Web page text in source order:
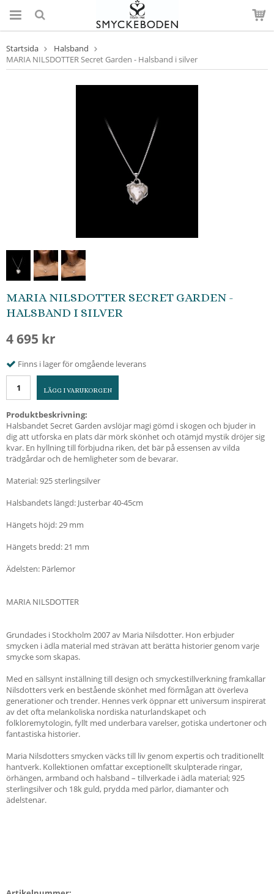
Startsida
Halsband
MARIA NILSDOTTER Secret Garden - Halsband i silver
MARIA NILSDOTTER SECRET GARDEN -
HALSBAND I SILVER
4 695 kr
Finns i lager för omgående leverans
LÄGG I VARUKORGEN
Produktbeskrivning:
Halsbandet Secret Garden avslöjar magi gömd i skogen och bjuder in
dig att utforska en plats där mörk skönhet och otämjd mystik dröjer sig
kvar. En hyllning till förbjudna riken, det bär på essensen av vilda
trädgårdar och de hemligheter som de bevarar.
Material: 925 sterlingsilver
Halsbandets längd: Justerbar 40-45cm
Hängets höjd: 29 mm
Hängets bredd: 21 mm
Ädelsten: Pärlemor
MARIA NILSDOTTER
Grundades i Stockholm 2007 av Maria Nilsdotter. Hon erbjuder
smycken i ädla material med strävan att berätta historier genom varje
smycke som skapas.
Med en sällsynt inställning till design och smyckestillverkning framkallar
Nilsdotters verk en bestående skönhet med förmågan att överleva
generationer och trender. Hennes verk öppnar ett universum inspirerat
av det ofta melankoliska nordiska naturlandskapet och
folkloremytologin, fyllt med underbara varelser, gotiska undertoner och
fantastiska historier.
Maria Nilsdotters smycken väcks till liv genom expertis och traditionellt
hantverk. Kollektionen omfattar exceptionellt skulpterade ringar,
örhängen, armband och halsband – tillverkade i ädla material; 925
sterlingsilver och 18k guld, prydda med pärlor, diamanter och
ädelstenar.